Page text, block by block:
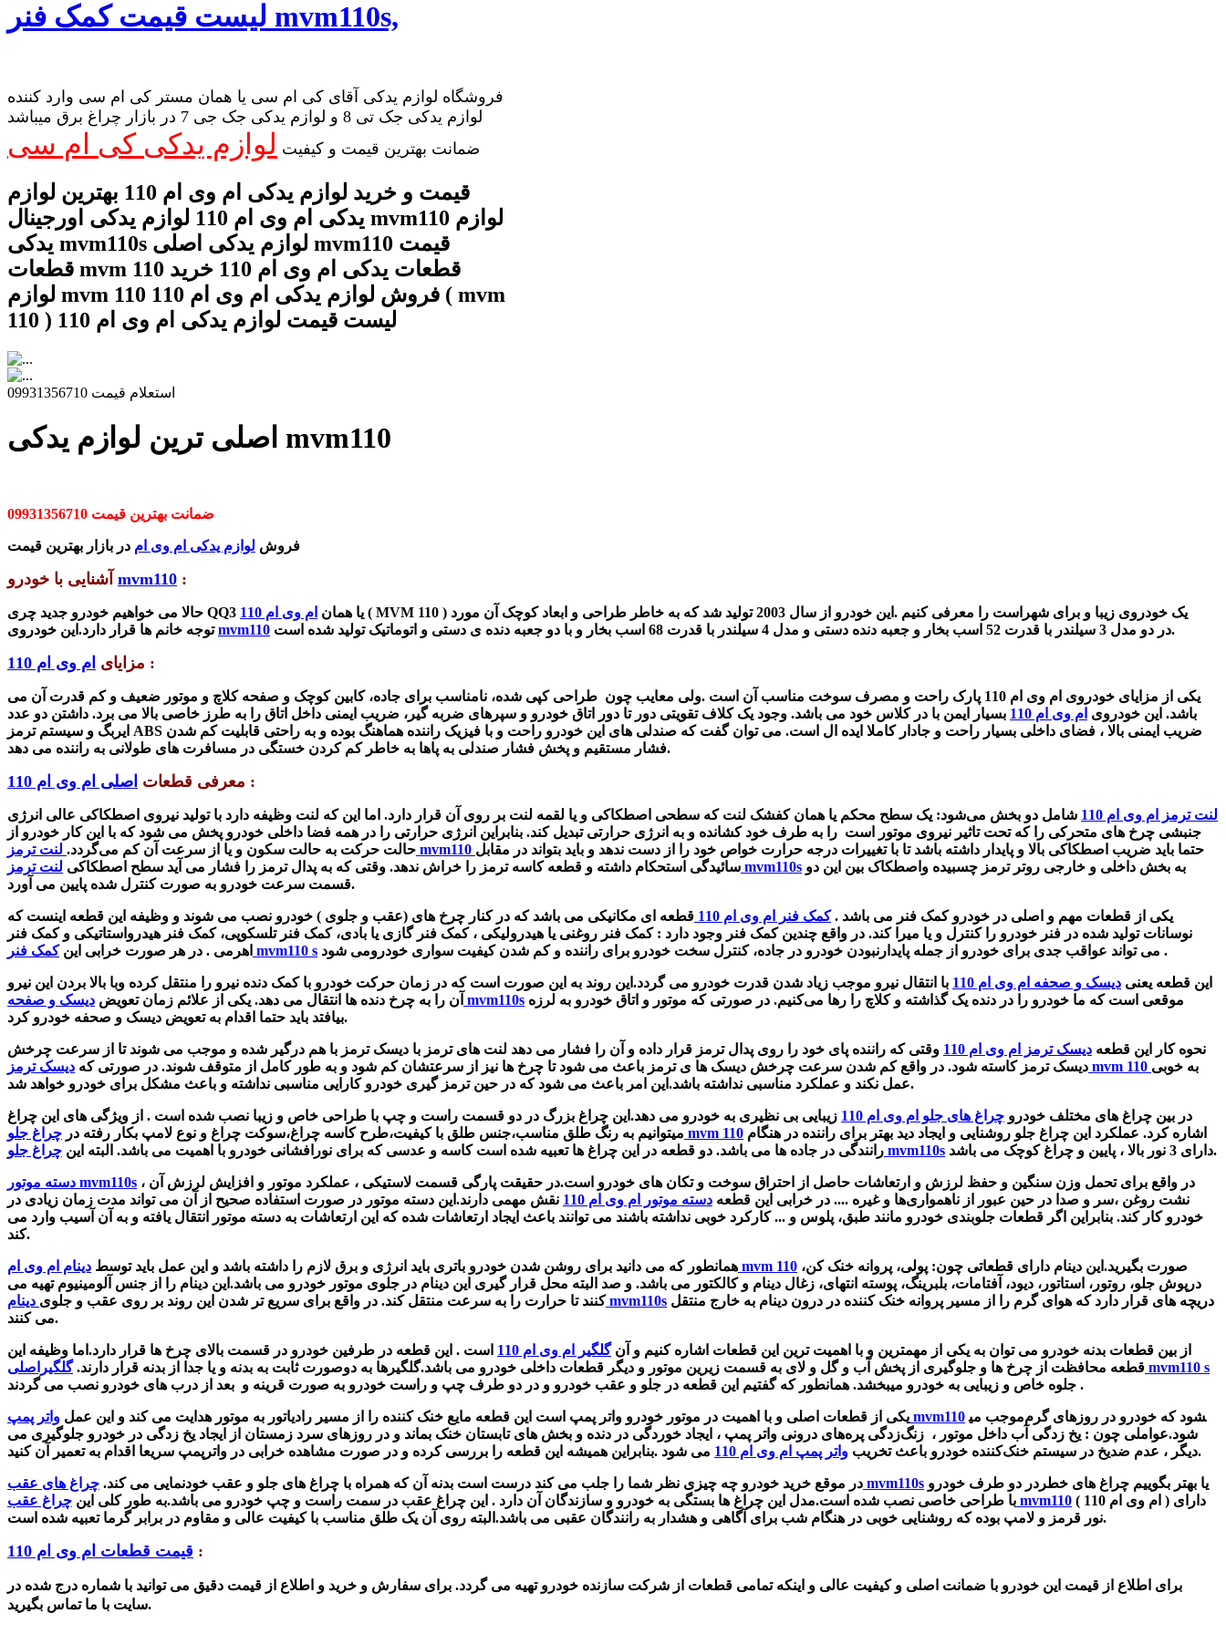
لیست قیمت کمک فنر mvm110s,
فروشگاه لوازم یدکی آقای کی ام سی یا همان مستر کی ام سی وارد کننده
لوازم یدکی جک تی 8 و لوازم یدکی جک جی 7 در بازار چراغ برق میباشد
ضمانت بهترین قیمت و کیفیت لوازم یدکی کی ام سی
قیمت و خرید لوازم یدکی ام وی ام 110 بهترین لوازم
یدکی ام وی ام 110 لوازم یدکی اورجینال mvm110 لوازم
یدکی mvm110s لوازم یدکی اصلی mvm110 قیمت
قطعات mvm 110 قطعات یدکی ام وی ام 110 خرید
لوازم mvm 110 فروش لوازم یدکی ام وی ام 110 ( mvm
110 ) لیست قیمت لوازم یدکی ام وی ام 110
استعلام قیمت 09931356710
اصلی ترین لوازم یدکی mvm110
ضمانت بهترین قیمت 09931356710
فروش لوازم یدکی ام وی ام در بازار بهترین قیمت
mvm110 :
حالا می خواهیم خودرو جدید چری QQ3 یا همان ام وی ام 110 ( MVM 110 ) یک خودروی زیبا و برای شهراست را معرفی کنیم .این خودرو از سال 2003 تولید شد که به خاطر طراحی و ابعاد کوچک آن مورد
توجه خانم ها قرار دارد.این خودروی mvm110 در دو مدل 3 سیلندر با قدرت 52 اسب بخار و جعبه دنده دستی و مدل 4 سیلندر با قدرت 68 اسب بخار و با دو جعبه دنده ی دستی و اتوماتیک تولید شده است.
مزایای ام وی ام 110 :
یکی از مزایای خودروی ام وی ام 110 پارک راحت و مصرف سوخت مناسب آن است .ولی معایب چون طراحی کپی شده، نامناسب برای جاده، کابین کوچک و صفحه کلاچ و موتور ضعیف و کم قدرت آن می
باشد. این خودروی ام وی ام 110
بسیار ایمن با در کلاس خود می باشد. وجود یک کلاف تقویتی دور تا دور اتاق خودرو و سپرهای ضربه گیر، ضریب ایمنی داخل اتاق را به طرز خاصی بالا می برد. داشتن دو عدد
ایربگ و سیستم ترمز ABS ضریب ایمنی بالا ، فضای داخلی بسیار راحت و جادار کاملا ایده ال است. می توان گفت که صندلی های این خودرو راحت و با فیزیک راننده هماهنگ بوده و به راحتی قابلیت کم شدن
فشار مستقیم و پخش فشار صندلی به پاها به خاطر کم کردن خستگی در مسافرت های طولانی به راننده می دهد.
معرفی قطعات اصلی ام وی ام 110 :
لنت ترمز ام وی ام 110
شامل دو بخش می‌شود: یک سطح محکم یا همان کفشک لنت که سطحی اصطکاکی و یا لقمه لنت بر روی آن قرار دارد. اما این که لنت وظیفه دارد با تولید نیروی اصطکاکی عالی انرژی
جنبشی چرخ های متحرکی را که تحت تاثیر نیروی موتور است را به طرف خود کشانده و به انرژی حرارتی تبدیل کند. بنابراین انرژی حرارتی را در همه فضا داخلی خودرو پخش می شود که با این کار خودرو از
حالت حرکت به حالت سکون و یا از سرعت آن کم می‌گردد. لنت ترمز mvm110 حتما باید ضریب اصطکاکی بالا و پایدار داشته باشد تا با تغییرات درجه حرارت خواص خود را از دست ندهد و باید بتواند در مقابل
سائیدگی استحکام داشته و قطعه کاسه ترمز را خراش ندهد. وقتی که به پدال ترمز را فشار می آید سطح اصطکاکی لنت ترمز mvm110s
قسمت سرعت خودرو به صورت کنترل شده پایین می آورد.
یکی از قطعات مهم و اصلی در خودرو کمک فنر می باشد .کمک فنر ام وی ام 110
قطعه ای مکانیکی می باشد که در کنار چرخ های (عقب و جلوی ) خودرو نصب می شوند و وظیفه این قطعه اینست که
نوسانات تولید شده در فنر خودرو را کنترل و یا میرا کند. در واقع چندین کمک فنر وجود دارد :کمک فنر روغنی یا هیدرولیکی ،کمک فنر گازی یا بادی، کمک فنر تلسکوپی، کمک فنر هیدرواستاتیکی و کمک فنر
اهرمی . در هر صورت خرابی این کمک فنر mvm110 s می تواند عواقب جدی برای خودرو از جمله پایدارنبودن خودرو در جاده، کنترل سخت خودرو برای راننده و کم شدن کیفیت سواری خودرومی شود .
این قطعه یعنی دیسک و صحفه ام وی ام 110
با انتقال نیرو موجب زیاد شدن قدرت خودرو می گردد.این روند به این صورت است که در زمان حرکت خودرو با کمک دنده نیرو را منتقل کرده وبا بالا بردن این نیرو
آن را به چرخ دنده ها انتقال می دهد. یکی از علائم زمان تعویض دیسک و صفحه mvm110s
بیافتد باید حتما اقدام به تعویض دیسک و صحفه خودرو کرد.
نحوه کار این قطعه دیسک ترمز ام وی ام 110
وقتی که راننده پای خود را روی پدال ترمز قرار داده و آن را فشار می دهد لنت های ترمز با دیسک ترمز با هم درگیر شده و موجب می شوند تا از سرعت چرخش
دیسک ترمز کاسته شود. در واقع کم شدن سرعت چرخش دیسک ها ی ترمز باعث می شود تا چرخ ها نیز از سرعتشان کم شود و به طور کامل از متوقف شوند. در صورتی که دیسک ترمز mvm 110 به خوبی
عمل نکند و عملکرد مناسبی نداشته باشد.این امر باعث می شود که در حین ترمز گیری خودرو کارایی مناسبی نداشته و باعث مشکل برای خودرو خواهد شد.
در بین چراغ های مختلف خودرو چراغ های جلو ام وی ام 110 زیبایی بی نظیری به خودرو می دهد.این چراغ بزرگ در دو قسمت راست و چپ با طراحی خاص و زیبا نصب شده است . از ویژگی های این چراغ
میتوانیم به رنگ طلق مناسب،جنس طلق با کیفیت،طرح کاسه چراغ،سوکت چراغ و نوع لامپ بکار رفته در چراغ جلو mvm 110 اشاره کرد. عملکرد این چراغ جلو روشنایی و ایجاد دید بهتر برای راننده در هنگام
رانندگی در جاده ها می باشد. دو قطعه در این چراغ ها تعبیه شده است کاسه و عدسی که برای نورافشانی خودرو با اهمیت می باشد. البته این چراغ جلو mvm110s دارای 3 نور بالا ، پایین و چراغ کوچک می باشد.
دسته موتور mvm110s در واقع برای تحمل وزن سنگین و حفظ لرزش و ارتعاشات حاصل از احتراق سوخت و تکان های خودرو است.در حقیقت پارگی قسمت لاستیکی ، عملکرد موتور و افزایش لرزش آن ،
نشت روغن ،سر و صدا در حین عبور از ناهمواری‌ها و غیره .... در خرابی این قطعه دسته موتور ام وی ام 110
نقش مهمی دارند.این دسته موتور در صورت استفاده صحیح از آن می تواند مدت زمان زیادی در
خودرو کار کند. بنابراین اگر قطعات جلوبندی خودرو مانند طبق، پلوس و ... کارکرد خوبی نداشته باشند می توانند باعث ایجاد ارتعاشات شده که این ارتعاشات به دسته موتور انتقال یافته و به آن آسیب وارد می
کند.
همانطور که می دانید برای روشن شدن خودرو باتری باید انرژی و برق لازم را داشته باشد و این عمل باید توسط دینام ام وی ام mvm 110 صورت بگیرید. این دینام دارای قطعاتی چون: پولی، پروانه خنک کن،
درپوش جلو، روتور، استاتور، دیود، آفتامات، بلبرینگ، پوسته انتهای، زغال دینام و کالکتور می باشد. و صد البته محل قرار گیری این دینام در جلوی موتور خودرو می باشد.این دینام را از جنس آلومینیوم تهیه می
کنند تا حرارت را به سرعت منتقل کند. در واقع برای سریع تر شدن این روند بر روی عقب و جلویدینام mvm110s
می کنند.
از بین قطعات بدنه خودرو می توان به یکی از مهمترین و با اهمیت ترین این قطعات اشاره کنیم و آنگلگیر ام وی ام 110
است . این قطعه در طرفین خودرو در قسمت بالای چرخ ها قرار دارد.اما وظیفه این
قطعه محافظت از چرخ ها و جلوگیری از پخش آب و گل و لای به قسمت زیرین موتور و دیگر قطعات داخلی خودرو می باشد.گلگیرها به دوصورت ثابت به بدنه و یا جدا از بدنه قرار دارند. گلگیراصلی mvm110 s
جلوه خاص و زیبایی به خودرو میبخشد. همانطور که گفتیم این قطعه در جلو و عقب خودرو و در دو طرف چپ و راست خودرو به صورت قرینه و بعد از درب های خودرو نصب می گردند .
یکی از قطعات اصلی و با اهمیت در موتور خودرو واتر پمپ است این قطعه مایع خنک کننده را از مسیر رادیاتور به موتور هدایت می کند و این عمل واتر پمپ mvm110موجب می‎شود که خودرو در روزهای گرم
تابستان خنک بماند و در روزهای سرد زمستان از ایجاد یخ زدگی در خودرو جلوگیری می‎ شود.عواملی چون : یخ‌ زدگی آب داخل موتور ، زنگ‌زدگی پره‌های درونی واتر پمپ ، ایجاد خوردگی در دنده و بخش های
دیگر ، عدم ضدیخ در سیستم خنک‌کننده خودرو باعث تخریب واتر پمپ ام وی ام 110 می شود .بنابراین همیشه این قطعه را بررسی کرده و در صورت مشاهده خرابی در واترپمپ سریعا اقدام به تعمیر آن کنید.
در موقع خرید خودرو چه چیزی نظر شما را جلب می کند درست است بدنه آن که همراه با چراغ های جلو و عقب خودنمایی می کند. چراغ های عقب mvm110s
با طراحی خاصی نصب شده است.مدل این چراغ ها بستگی به خودرو و سازندگان آن دارد . این چراغ عقب در سمت راست و چپ خودرو می باشد.به طور کلی این چراغ عقب mvm110 ( ام وی ام 110 ) دارای
نور قرمز و لامپ بوده که روشنایی خوبی در هنگام شب برای آگاهی و هشدار به رانندگان عقبی می باشد.البته روی آن یک طلق مناسب با کیفیت عالی و مقاوم در برابر گرما تعبیه شده است.
قیمت قطعات ام وی ام 110 :
برای اطلاع از قیمت این خودرو با ضمانت اصلی و کیفیت عالی و اینکه تمامی قطعات از شرکت سازنده خودرو تهیه می گردد. برای سفارش و خرید و اطلاع از قیمت دقیق می توانید با شماره درج شده در
سایت با ما تماس بگیرید.